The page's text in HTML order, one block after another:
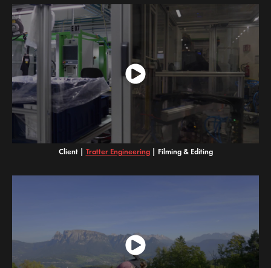
Client | Tratter Engineering Filming & Editing